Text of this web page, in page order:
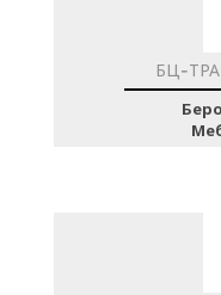
БЦ-